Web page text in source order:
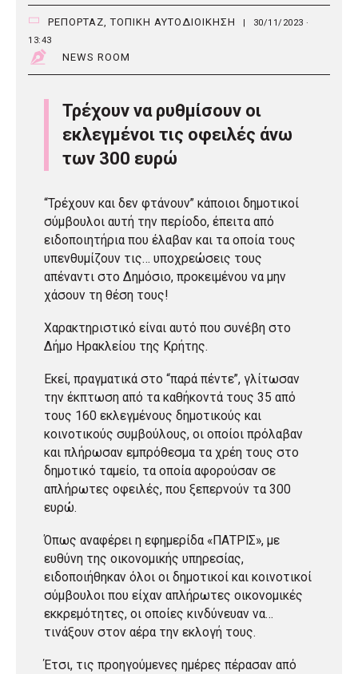
ΡΕΠΟΡΤΑΖ ,ΤΟΠΙΚΗ ΑΥΤΟΔΙΟΙΚΗΣΗ |
30/11/2023 ·
13:43
NEWS ROOM
Τρέχουν να ρυθμίσουν οι
εκλεγμένοι τις οφειλές άνω
των 300 ευρώ
“Τρέχουν και δεν φτάνουν” κάποιοι δημοτικοί
σύμβουλοι αυτή την περίοδο, έπειτα από
ειδοποιητήρια που έλαβαν και τα οποία τους
υπενθυμίζουν τις… υποχρεώσεις τους
απέναντι στο Δημόσιο, προκειμένου να μην
χάσουν τη θέση τους!
Χαρακτηριστικό είναι αυτό που συνέβη στο
Δήμο Ηρακλείου της Κρήτης.
Εκεί, πραγματικά στο “παρά πέντε”, γλίτωσαν
την έκπτωση από τα καθήκοντά τους 35 από
τους 160 εκλεγμένους δημοτικούς και
κοινοτικούς συμβούλους, οι οποίοι πρόλαβαν
και πλήρωσαν εμπρόθεσμα τα χρέη τους στο
δημοτικό ταμείο, τα οποία αφορούσαν σε
απλήρωτες οφειλές, που ξεπερνούν τα 300
ευρώ.
Όπως αναφέρει η εφημερίδα «ΠΑΤΡΙΣ», με
ευθύνη της οικονομικής υπηρεσίας,
ειδοποιήθηκαν όλοι οι δημοτικοί και κοινοτικοί
σύμβουλοι που είχαν απλήρωτες οικονομικές
εκκρεμότητες, οι οποίες κινδύνευαν να…
τινάξουν στον αέρα την εκλογή τους.
Έτσι, τις προηγούμενες ημέρες πέρασαν από